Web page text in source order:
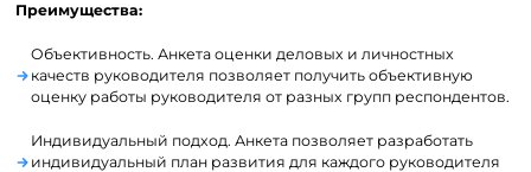
Преимущества:
Объективность. Анкета оценки деловых и личностных
качеств руководителя позволяет получить объективную
оценку работы руководителя от разных групп респондентов.
Индивидуальный подход. Анкета позволяет разработать
индивидуальный план развития для каждого руководителя